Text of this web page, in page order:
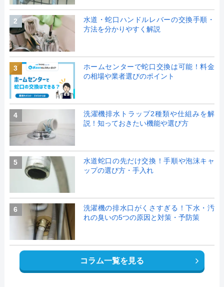
2
水道・蛇口ハンドルレバーの交換手順・
方法を分かりやすく解説
3
ホームセンターで蛇口交換は可能！料金
の相場や業者選びのポイント
4
洗濯機排水トラップ2種類や仕組みを解
説！知っておきたい機能や選び方
5
水道蛇口の先だけ交換！手順や泡沫キャ
ップの選び方・手入れ
6
洗濯機の排水口がくさすぎる！下水・汚
れの臭いの5つの原因と対策・予防策
コラム一覧を見る